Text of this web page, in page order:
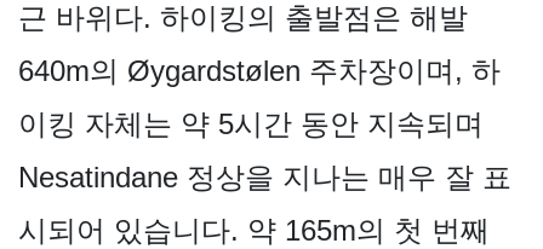
근 바위다. 하이킹의 출발점은 해발
640m의 Øygardstølen 주차장이며, 하
이킹 자체는 약 5시간 동안 지속되며
Nesatindane 정상을 지나는 매우 잘 표
시되어 있습니다. 약 165m의 첫 번째